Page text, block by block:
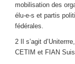
mobilisation des
élu-e-s et partis
fédérales.
2 Il s’agit
CETIM et FIAN